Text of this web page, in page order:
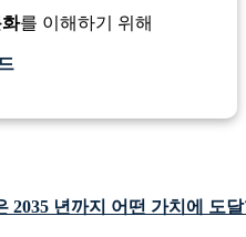
를 이해하기 위해
2035 년까지 어떤 가치에 도